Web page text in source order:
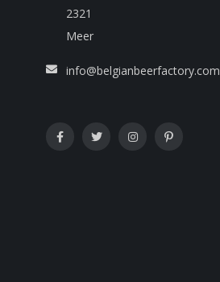
2321
Meer
info@belgianbeerfactory.com